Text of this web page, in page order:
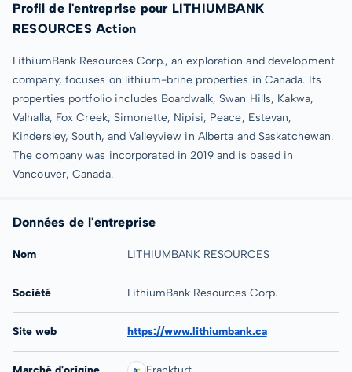
Profil de l'entreprise pour LITHIUMBANK
RESOURCES Action
LithiumBank Resources Corp., an exploration and development
company, focuses on lithium-brine properties in Canada. Its
properties portfolio includes Boardwalk, Swan Hills, Kakwa,
Valhalla, Fox Creek, Simonette, Nipisi, Peace, Estevan,
Kindersley, South, and Valleyview in Alberta and Saskatchewan.
The company was incorporated in 2019 and is based in
Vancouver, Canada.
Données de l'entreprise
Nom LITHIUMBANK RESOURCES
Société LithiumBank Resources Corp.
Site web https://www.lithiumbank.ca